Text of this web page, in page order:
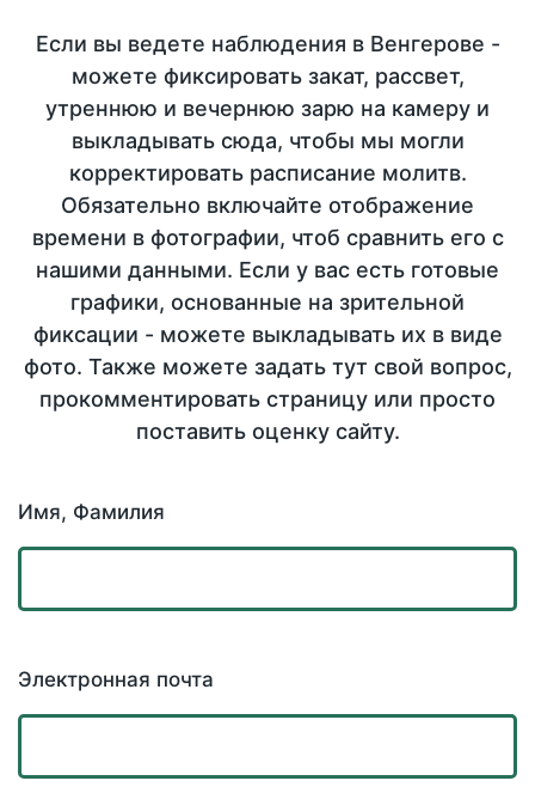
Если вы ведете наблюдения в Венгерове -
можете фиксировать закат, рассвет,
утреннюю и вечернюю зарю на камеру и
выкладывать сюда, чтобы мы могли
корректировать расписание молитв.
Обязательно включайте отображение
времени в фотографии, чтоб сравнить его с
нашими данными. Если у вас есть готовые
графики, основанные на зрительной
фиксации - можете выкладывать их в виде
фото. Также можете задать тут свой вопрос,
прокомментировать страницу или просто
поставить оценку сайту.
Имя, Фамилия
Электронная почта